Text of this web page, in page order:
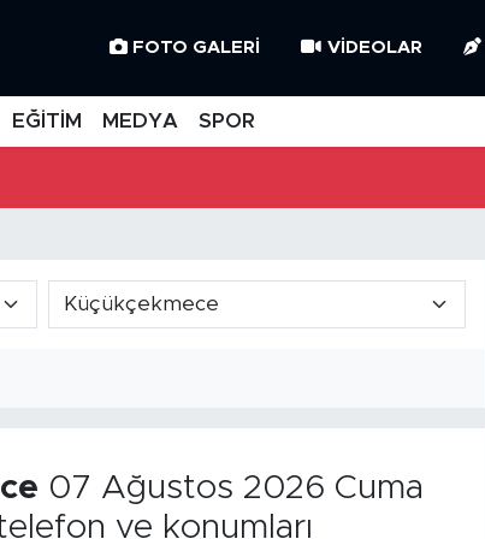
FOTO GALERI VIDEOLAR
EĞİTİM MEDYA SPOR
07 Ağustos 2026 Cuma
ve konumları